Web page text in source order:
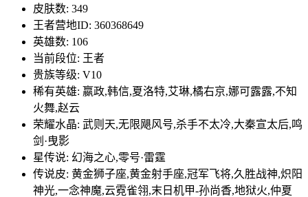
皮肤数: 349
王者营地ID: 360368649
英雄数: 106
当前段位: 王者
贵族等级: V10
稀有英雄: 嬴政,韩信,夏洛特,艾琳,橘右京,娜可露露,不知
火舞,赵云
荣耀水晶: 武则天,无限飓风号,杀手不太冷,大秦宣太后,鸣
剑·曳影
星传说: 幻海之心,零号·雷霆
传说皮: 黄金狮子座,黄金射手座,冠军飞将,久胜战神,炽阳
神光,一念神魔,云霓雀翎,末日机甲-孙尚香,地狱火,仲夏